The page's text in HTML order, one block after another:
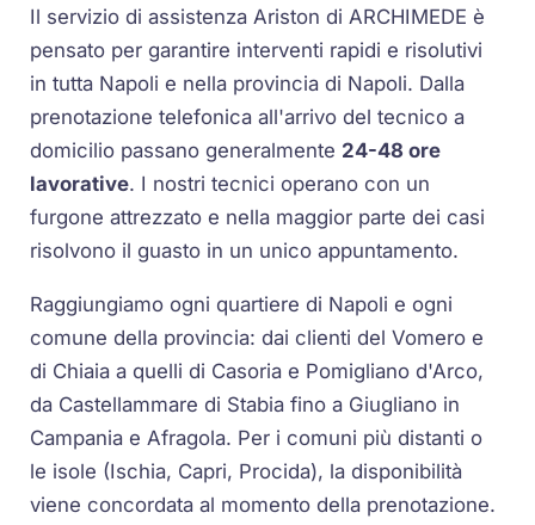
Il servizio di assistenza Ariston di ARCHIMEDE è
pensato per garantire interventi rapidi e risolutivi
in tutta Napoli e nella provincia di Napoli. Dalla
prenotazione telefonica all'arrivo del tecnico a
domicilio passano generalmente 24-48 ore
lavorative. I nostri tecnici operano con un
furgone attrezzato e nella maggior parte dei casi
risolvono il guasto in un unico appuntamento.
Raggiungiamo ogni quartiere di Napoli e ogni
comune della provincia: dai clienti del Vomero e
di Chiaia a quelli di Casoria e Pomigliano d'Arco,
da Castellammare di Stabia fino a Giugliano in
Campania e Afragola. Per i comuni più distanti o
le isole (Ischia, Capri, Procida), la disponibilità
viene concordata al momento della prenotazione.